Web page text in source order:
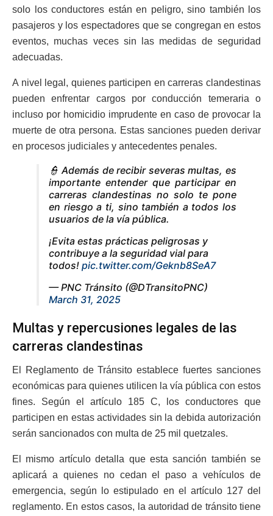
solo los conductores están en peligro, sino también los
pasajeros y los espectadores que se congregan en estos
eventos, muchas veces sin las medidas de seguridad
adecuadas.
A nivel legal, quienes participen en carreras clandestinas
pueden enfrentar cargos por conducción temeraria o
incluso por homicidio imprudente en caso de provocar la
muerte de otra persona. Estas sanciones pueden derivar
en procesos judiciales y antecedentes penales.
👮 Además de recibir severas multas, es
importante entender que participar en
carreras clandestinas no solo te pone
en riesgo a ti, sino también a todos los
usuarios de la vía pública.
¡Evita estas prácticas peligrosas y
contribuye a la seguridad vial para
todos! pic.twitter.com/Geknb8SeA7
— PNC Tránsito (@DTransitoPNC)
March 31, 2025
Multas y repercusiones legales de las
carreras clandestinas
El Reglamento de Tránsito establece fuertes sanciones
económicas para quienes utilicen la vía pública con estos
fines. Según el artículo 185 C, los conductores que
participen en estas actividades sin la debida autorización
serán sancionados con multa de 25 mil quetzales.
El mismo artículo detalla que esta sanción también se
aplicará a quienes no cedan el paso a vehículos de
emergencia, según lo estipulado en el artículo 127 del
reglamento. En estos casos, la autoridad de tránsito tiene